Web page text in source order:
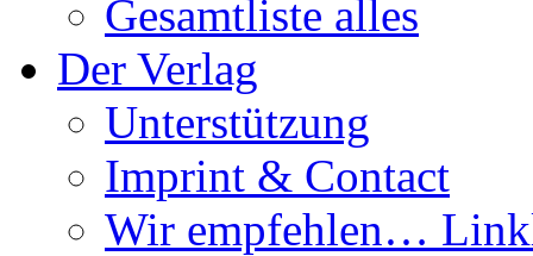
Gesamtliste alles
Der Verlag
Unterstützung
Imprint & Contact
Wir empfehlen…